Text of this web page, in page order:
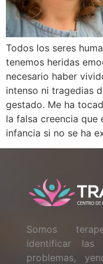
Todos los seres
tenemos heridas
necesario haber
intenso ni tragedias
gestado. Me ha
la falsa creencia que
infancia si no se ha
Somos
identificar las
problemas,